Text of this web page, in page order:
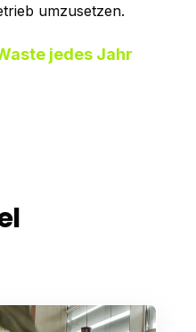
umzusetzen.
jedes Jahr